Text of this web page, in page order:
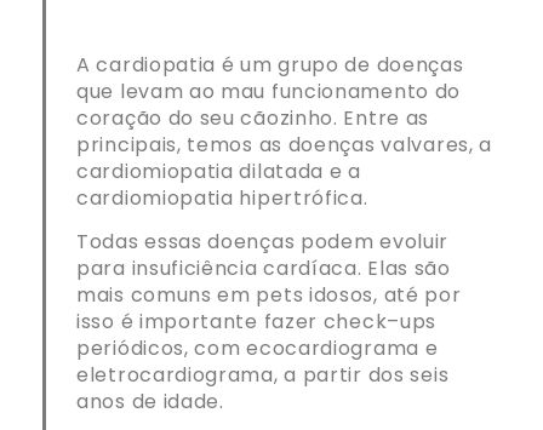
A cardiopatia é um grupo de doenças
que levam ao mau funcionamento do
coração do seu cãozinho. Entre as
principais, temos as doenças valvares, a
cardiomiopatia dilatada e a
cardiomiopatia hipertrófica.
Todas essas doenças podem evoluir
para insuficiência cardíaca. Elas são
mais comuns em pets idosos, até por
isso é importante fazer check–ups
periódicos, com ecocardiograma e
eletrocardiograma, a partir dos seis
anos de idade.